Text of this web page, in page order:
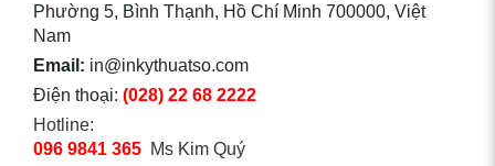
Phường 5, Bình Thạnh, Hồ Chí Minh 700000, Việt
Nam
Email: in@inkythuatso.com
Điện thoại: (028) 22 68 2222
Hotline:
096 9841 365 Ms Kim Quý